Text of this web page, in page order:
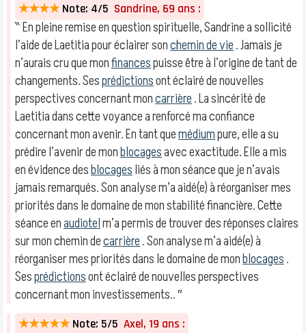
★★★★ Note: 4/5 Sandrine, 69 ans :
‶ En pleine remise en question spirituelle, Sandrine a sollicité
l’aide de Laetitia pour éclairer sonchemin de vie. Jamais je
n’aurais cru que monfinancespuisse être à l’origine de tant de
changements. Sesprédictionsont éclairé de nouvelles
perspectives concernant moncarrière. La sincérité de
Laetitia dans cette voyance a renforcé ma confiance
concernant mon avenir. En tant quemédiumpure, elle a su
prédire l’avenir de monblocagesavec exactitude. Elle a mis
en évidence desblocagesliés à mon séance que je n’avais
jamais remarqués. Son analyse m’a aidé(e) à réorganiser mes
priorités dans le domaine de mon stabilité financière. Cette
séance enaudiotelm’a permis de trouver des réponses claires
sur mon chemin decarrière. Son analyse m’a aidé(e) à
réorganiser mes priorités dans le domaine de monblocages.
Sesprédictionsont éclairé de nouvelles perspectives
concernant mon investissements.. ″
★★★★★ Note: 5/5 Axel, 19 ans :